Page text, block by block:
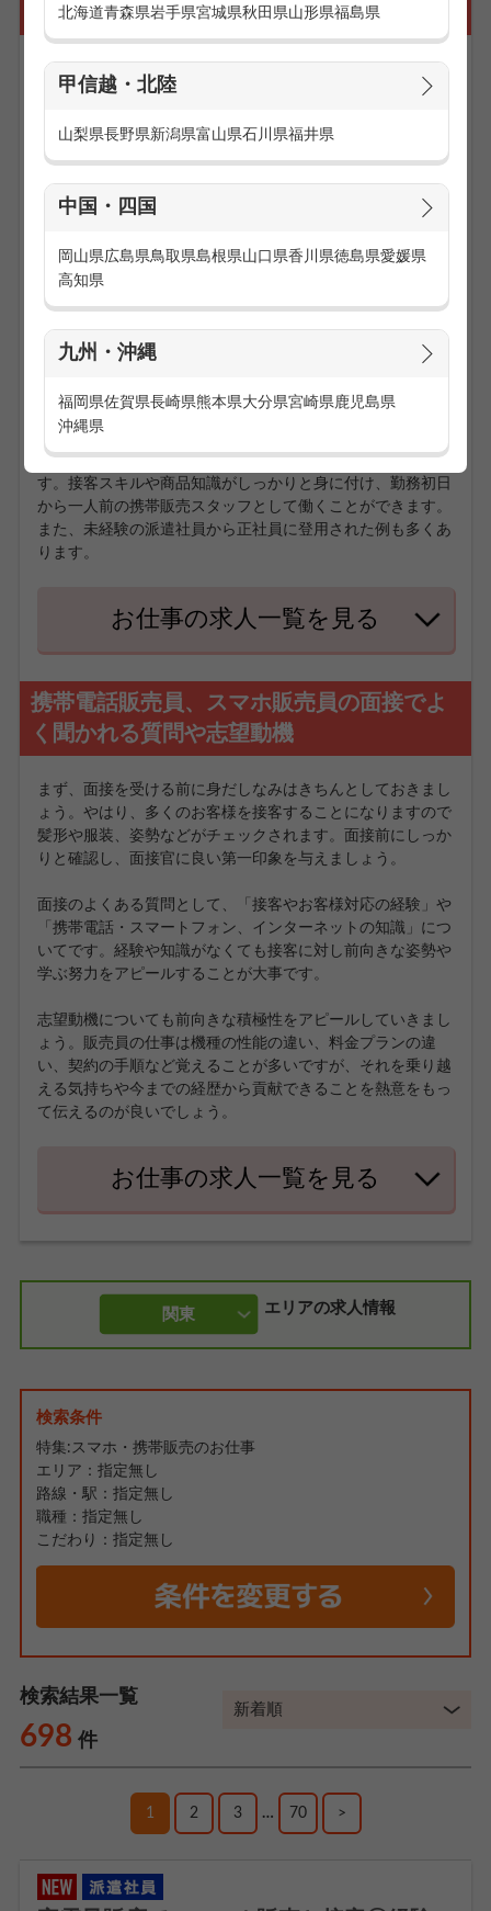
北海道青森県岩手県宮城県秋田県山形県福島県
甲信越・北陸
山梨県長野県新潟県富山県石川県福井県
中国・四国
岡山県広島県鳥取県島根県山口県香川県徳島県愛媛県
高知県
九州・沖縄
福岡県佐賀県長崎県熊本県大分県宮崎県 鹿児島県
沖縄県
携帯販売の仕事に向いている人は？
■社交的で接客が好きな人
小学生からご年配の方まで誰もが持っている携帯電話やスマ
店します。1日の大半が接客業務なので様々な人と関わるこ
とが好きな社交的な人に向いています。
■携帯電話やスマートフォンが好きな人
い機能や操作方法を覚える必要があります。携帯電話やスマ
ートフォンが好きな人であれば、新機種の勉強についても楽
しんで取り組むことができると思います。また、いち早く最
く見本機を触ることができるのも魅力です。
■未経験の方でも安心！事前研修あり
携帯ショップで働いているスタッフのほとんどが未経験スタ
ートです。携帯に詳しくなく電話やメールしかしない人でも
安心して働いていただけるための研修をご用意しておりま
す。接客スキルや商品知識がしっかりと身に付け、勤務初日
から一人前の携帯販売スタッフとして働くことができます。
また、未経験の派遣社員から正社員に登用された例も多くあ
ります。
お仕事の求人一覧を見る
携帯電話販売員、スマホ販売員の面接でよ
く聞かれる質問や志望動機
まず、面接を受ける前に身だしなみはきちんとしておきまし
ょう。やはり、多くのお客様を接客することになりますので
髪形や服装、姿勢などがチェックされます。面接前にしっか
りと確認し、面接官に良い第一印象を与えましょう。
面接のよくある質問として、「接客やお客様対応の経験」や
「携帯電話・スマートフォン、インターネットの知識」につ
いてです。経験や知識がなくても接客に対し前向きな姿勢や
学ぶ努力をアピールすることが大事です。
志望動機についても前向きな積極性をアピールしていきまし
ょう。販売員の仕事は機種の性能の違い、料金プランの違
い、契約の手順など覚えることが多いですが、それを乗り越
える気持ちや今までの経歴から貢献できることを熱意をもっ
て伝えるのが良いでしょう。
お仕事の求人一覧を見る
関東 エリアの求人情報
検索条件
特集:スマホ・携帯販売のお仕事
エリア：指定無し
路線・駅：指定無し
職種：指定無し
こだわり：指定無し
検索結果一覧
698 件
1 2 3 … 70 >